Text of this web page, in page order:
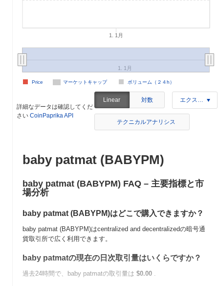
1. 1月
マーケットキャップ ボリューム（２４h）
Price
1. 1月
詳細なデータは確認してくだ
さい CoinPaprika API
Linear 対数 エクスポート
テクニカルアナリシス
baby patmat (BABYPM)
baby patmat (BABYPM) FAQ – 主要指標と市
場分析
baby patmat (BABYPM)はどこで購入できますか？
baby patmat (BABYPM)はcentralized and decentralizedの暗号通
貨取引所で広く利用できます。
baby patmatの現在の日次取引量はいくらですか？
過去24時間で、baby patmatの取引量は $0.00 .